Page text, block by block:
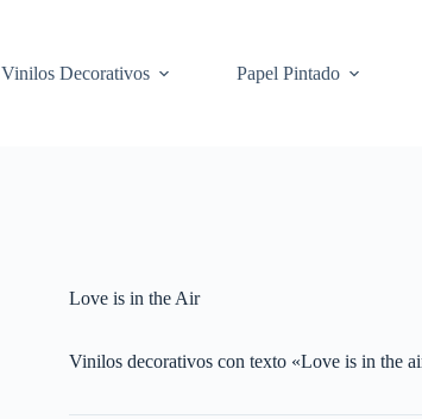
Vinilos Decorativos Papel Pintado
Love is in the Air
Vinilos decorativos con texto «Love is in the